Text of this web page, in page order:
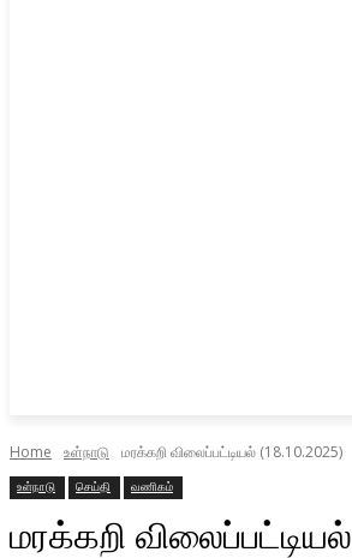
Home உள்நாடு மரக்கறி விலைப்பட்டியல் (18.10.2025)
உள்நாடு செய்தி வணிகம்
மரக்கறி விலைப்பட்டியல்